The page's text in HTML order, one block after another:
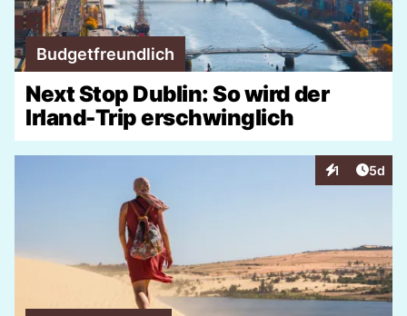
Budgetfreundlich
Next Stop Dublin: So wird der
Irland-Trip erschwinglich
1
Interaktionen
5d